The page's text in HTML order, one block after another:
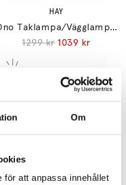
Om
för att anpassa innehållet
HAY
Ono Taklampa/Vägglampa Flush Mount 350 White Opal Acrylic IP44
1299 kr 1039 kr
Biny Bedside Left Vägglampa Black/Black